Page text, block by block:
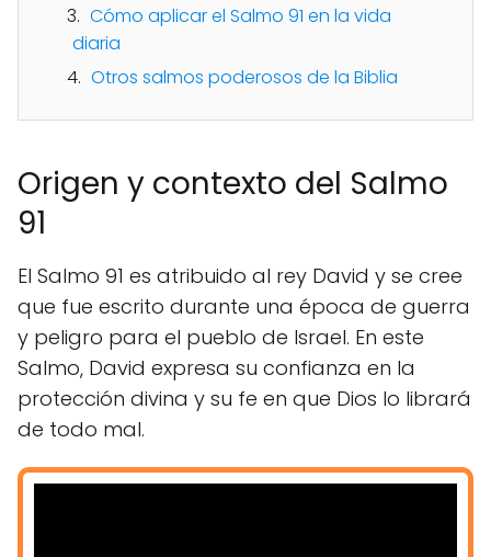
Cómo aplicar el Salmo 91 en la vida
diaria
Otros salmos poderosos de la Biblia
Origen y contexto del Salmo
91
El Salmo 91 es atribuido al rey David y se cree
que fue escrito durante una época de guerra
y peligro para el pueblo de Israel. En este
Salmo, David expresa su confianza en la
protección divina y su fe en que Dios lo librará
de todo mal.